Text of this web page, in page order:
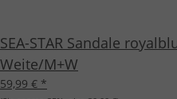
SEA-STAR Sandale
Weite/M+W
59,99 € *